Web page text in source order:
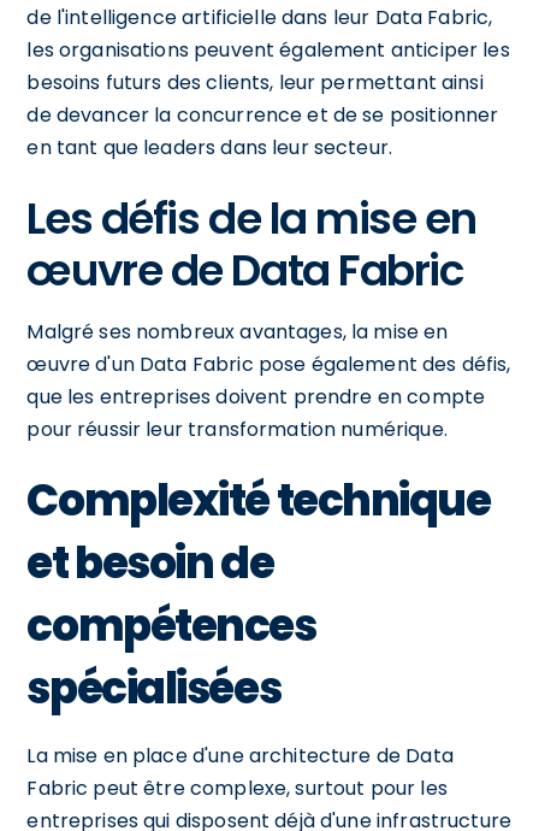
de l'intelligence artificielle dans leur Data Fabric,
les organisations peuvent également anticiper les
besoins futurs des clients, leur permettant ainsi
de devancer la concurrence et de se positionner
en tant que leaders dans leur secteur.
Les défis de la mise en
œuvre de Data Fabric
Malgré ses nombreux avantages, la mise en
œuvre d'un Data Fabric pose également des défis,
que les entreprises doivent prendre en compte
pour réussir leur transformation numérique.
Complexité technique
et besoin de
compétences
spécialisées
La mise en place d'une architecture de Data
Fabric peut être complexe, surtout pour les
entreprises qui disposent déjà d'une infrastructure